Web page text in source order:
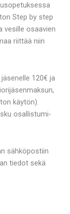
Step by step
vesille osaavien
riittää niin
120€ ja
käytön).
osallistumi-
sähköpostiin
tiedot sekä